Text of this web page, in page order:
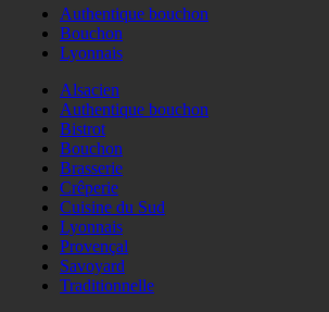
Authentique bouchon
Bouchon
Lyonnais
Alsacien
Authentique bouchon
Bistrot
Bouchon
Brasserie
Crêperie
Cuisine du Sud
Lyonnais
Provençal
Savoyard
Traditionnelle